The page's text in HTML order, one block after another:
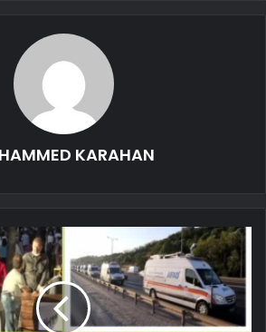
KARAHAN